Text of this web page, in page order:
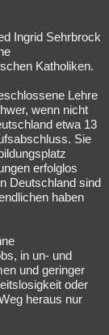
Ingrid Sehrbrock
Katholiken.
Lehre
wenn nicht
etwa 13
Sie
erfolglos
Deutschland sind
haben
in un- und
und geringer
oder
heraus nur